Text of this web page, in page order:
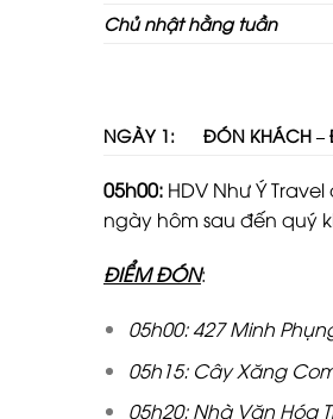
Chủ nhậthằng tuần
NGÀY 1: ĐÓN KHÁCH –
05h00: HDV Như Ý
ngày hôm sau đến quý
ĐIỂM ĐÓN:
05h00:427 Minh
05h15: Cây Xăng
05h20: Nhà Văn Hóa